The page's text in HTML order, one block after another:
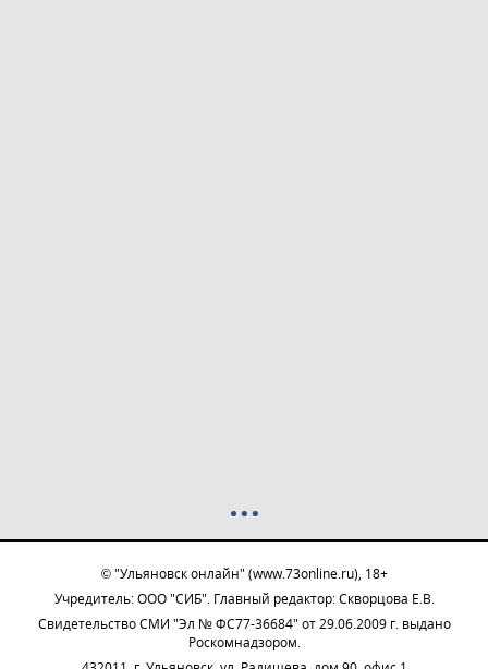
© "Ульяновск онлайн" (www.73online.ru), 18+
Учредитель: ООО "СИБ". Главный редактор: Скворцова Е.В.
Свидетельство СМИ "Эл № ФС77-36684" от 29.06.2009 г. выдано
Роскомнадзором.